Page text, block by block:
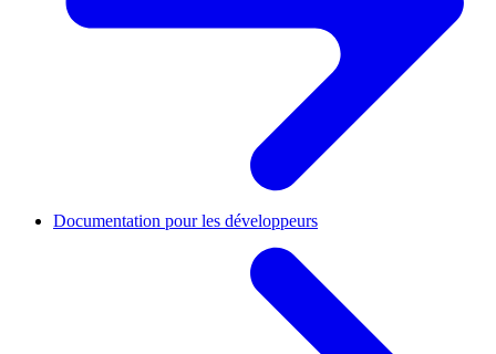
Documentation pour les développeurs